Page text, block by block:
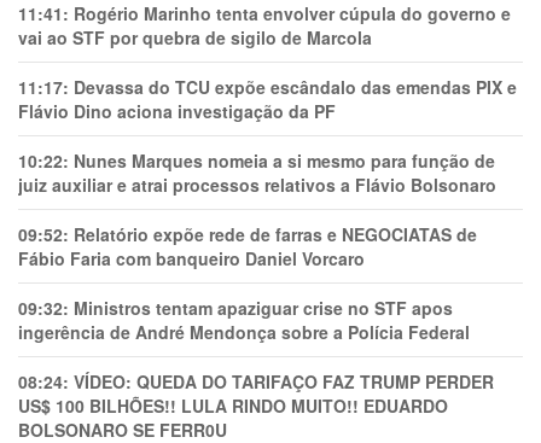
11:41: Rogério Marinho tenta envolver cúpula do governo e
vai ao STF por quebra de sigilo de Marcola
11:17: Devassa do TCU expõe escândalo das emendas PIX e
Flávio Dino aciona investigação da PF
10:22: Nunes Marques nomeia a si mesmo para função de
juiz auxiliar e atrai processos relativos a Flávio Bolsonaro
09:52: Relatório expõe rede de farras e NEGOCIATAS de
Fábio Faria com banqueiro Daniel Vorcaro
09:32: Ministros tentam apaziguar crise no STF apos
ingerência de André Mendonça sobre a Polícia Federal
08:24: VÍDEO: QUEDA DO TARIFAÇO FAZ TRUMP PERDER
US$ 100 BILHÕES!! LULA RINDO MUITO!! EDUARDO
BOLSONARO SE FERR0U